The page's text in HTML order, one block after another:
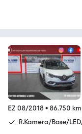
EZ 08/2018• 86.750 km
R.Kamera/Bose/